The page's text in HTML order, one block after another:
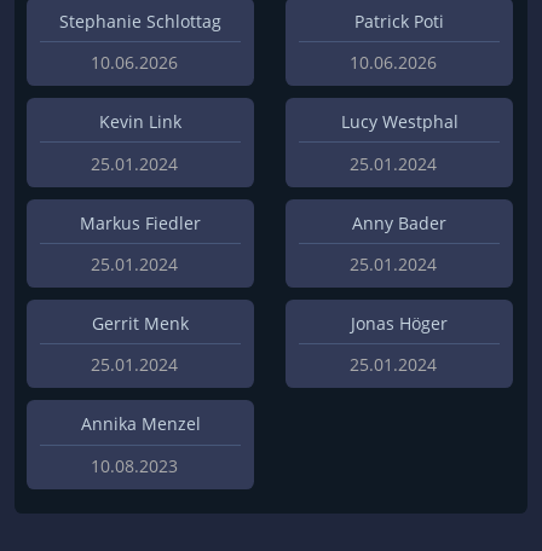
Stephanie Schlottag
10.06.2026
Patrick Poti
10.06.2026
Kevin Link
25.01.2024
Lucy Westphal
25.01.2024
Markus Fiedler
25.01.2024
Anny Bader
25.01.2024
Gerrit Menk
25.01.2024
Jonas Höger
25.01.2024
Annika Menzel
10.08.2023